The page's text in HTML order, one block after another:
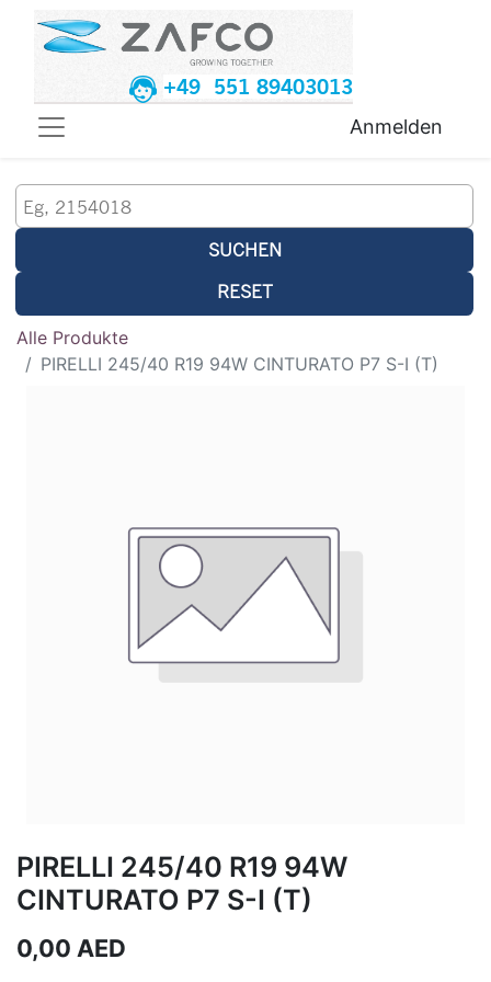
+49 551 89403013
Anmelden
SUCHEN
RESET
Alle Produkte
PIRELLI 245/40 R19 94W CINTURATO P7 S-I (T)
PIRELLI 245/40 R19 94W
CINTURATO P7 S-I (T)
0,00 AED